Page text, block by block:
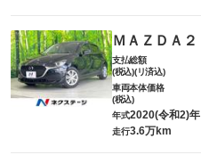
ＭＡＺＤＡ２
支払総額
(税込)(リ済込)
車両本体価格
(税込)
年式2020(令和2)年
走行3.6万km